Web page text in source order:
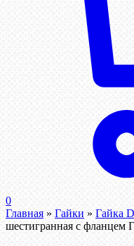
0
Главная » Гайки » Гайка
шестигранная с